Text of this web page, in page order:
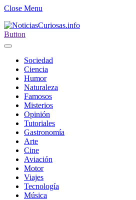
Close Menu
Button
Sociedad
Ciencia
Humor
Naturaleza
Famosos
Misterios
Opinión
Tutoriales
Gastronomía
Arte
Cine
Aviación
Motor
Viajes
Tecnología
Música